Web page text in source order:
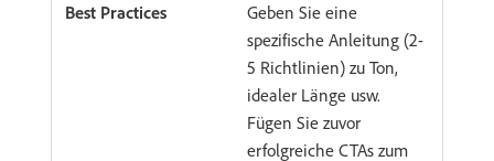
Geben Sie eine
spezifische Anleitung (2-
5 Richtlinien) zu Ton,
idealer Länge usw.
Fügen Sie zuvor
erfolgreiche CTAs zum